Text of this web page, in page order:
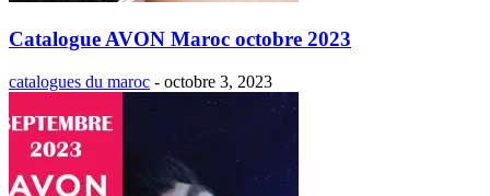
Catalogue AVON Maroc octobre 2023
catalogues du maroc - octobre 3, 2023